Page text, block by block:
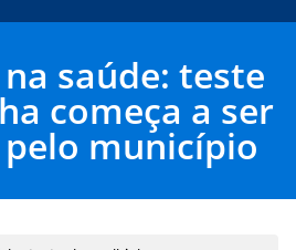
saúde: teste
começa a ser
município